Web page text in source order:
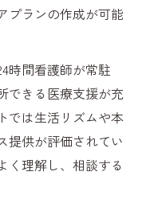
プランの作成が可能
時間看護師が常駐
できる医療支援が充
では生活リズムや本
提供が評価されてい
く理解し、相談する